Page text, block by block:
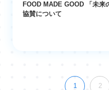
FOOD MADE GOOD 「未来
協賛について
1 2